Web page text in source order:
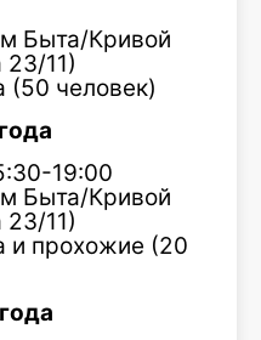
Быта/Кривой
11)
(50 человек)
19:00
Быта/Кривой
11)
и прохожие (20